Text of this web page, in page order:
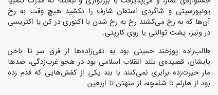
یونیورسیتی و شاگردی استفان شارف را نکشید هیچ وقت به رخ
آن‌ها که به رخ می‌کشند رخ به رخ شدن با اکتوری در کن یا اکتریسی
در ونیز، پشت توالتی یا روی کارپتی.
طالب‌زاده پوزخند خمینی بود به تقی‌زاده‌ها از فرق سر تا ناخن
پایشان، قصیده‌ی بلند انقلاب اسلامی بود در هجو غرب‌زدگی، صدها
مار حیرت‌زده برابری نمی‌کنند با بند یکی از کفش‌هایی که قدم زده
بود از هارلم تا شلمچه، از منهتن تا اربعین.